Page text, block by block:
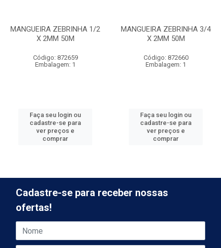
MANGUEIRA ZEBRINHA 1/2
X 2MM 50M
Código: 872659
Embalagem: 1
Faça seu login ou
cadastre-se para
ver preços e
comprar
MANGUEIRA ZEBRINHA 3/4
X 2MM 50M
Código: 872660
Embalagem: 1
Faça seu login ou
cadastre-se para
ver preços e
comprar
Cadastre-se para receber nossas
ofertas!